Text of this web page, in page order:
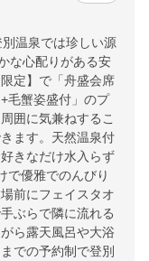
温泉では珍しい源
な心配りがある安
定】で「舟盛会席
毛蟹姿盛付」のプ
囲に気兼ねするこ
ます。天然温泉付
きなだけ水入らず
で優雅でのんびり
前にフェイスタオ
ぶらで隣に流れる
ら露天風呂や大浴
での予約制で登別